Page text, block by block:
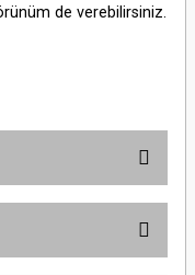
de verebilirsiniz.